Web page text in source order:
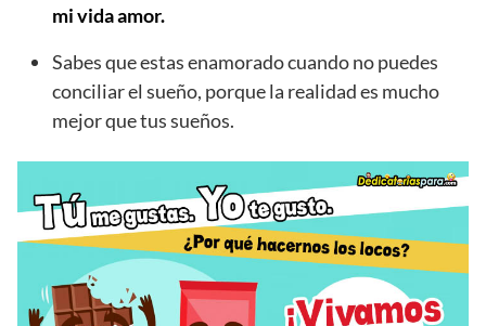
mi vida amor.
Sabes que estas enamorado cuando no puedes
conciliar el sueño, porque la realidad es mucho
mejor que tus sueños.